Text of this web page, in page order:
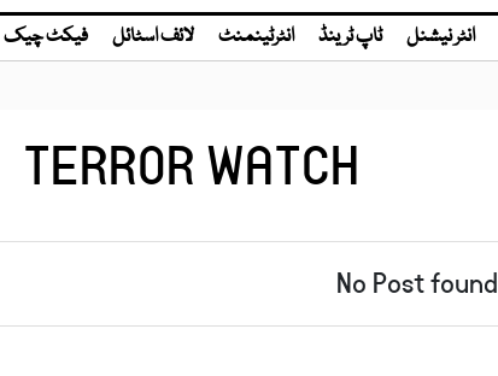
انٹر نیشنل ٹاپ ٹرینڈ انٹرٹینمنٹ لائف اسٹائل فیکٹ چیک
TERROR WATCH
No Post found